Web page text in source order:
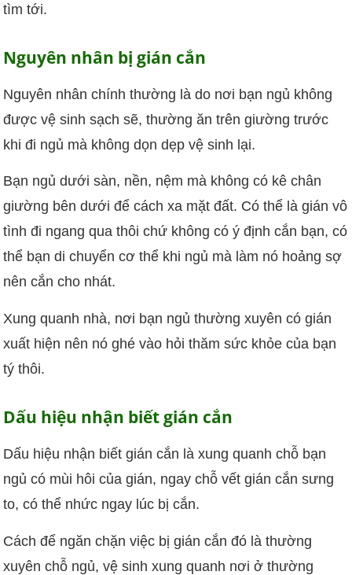
tìm tới.
Nguyên nhân bị gián cắn
Nguyên nhân chính thường là do nơi bạn ngủ không
được vệ sinh sạch sẽ, thường ăn trên giường trước
khi đi ngủ mà không dọn dẹp vệ sinh lại.
Bạn ngủ dưới sàn, nền, nệm mà không có kê chân
giường bên dưới để cách xa mặt đất. Có thể là gián vô
tình đi ngang qua thôi chứ không có ý định cắn bạn, có
thể bạn di chuyển cơ thể khi ngủ mà làm nó hoảng sợ
nên cắn cho nhát.
Xung quanh nhà, nơi bạn ngủ thường xuyên có gián
xuất hiện nên nó ghé vào hỏi thăm sức khỏe của bạn
tý thôi.
Dấu hiệu nhận biết gián cắn
Dấu hiệu nhận biết gián cắn là xung quanh chỗ bạn
ngủ có mùi hôi của gián, ngay chỗ vết gián cắn sưng
to, có thể nhức ngay lúc bị cắn.
Cách để ngăn chặn việc bị gián cắn đó là thường
xuyên chỗ ngủ, vệ sinh xung quanh nơi ở thường